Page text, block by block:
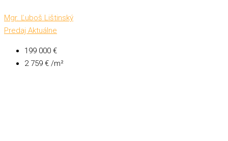
Mgr. Ľuboš Lištinský
Predaj Aktuálne
199 000 €
2 759 € /m²